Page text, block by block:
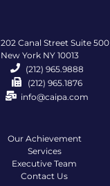
202 Canal Street Suite 500
New York NY 10013
(212) 965.9888
(212) 965.1876
info@caipa.com
Our Achievement
Services
Executive Team
Contact Us